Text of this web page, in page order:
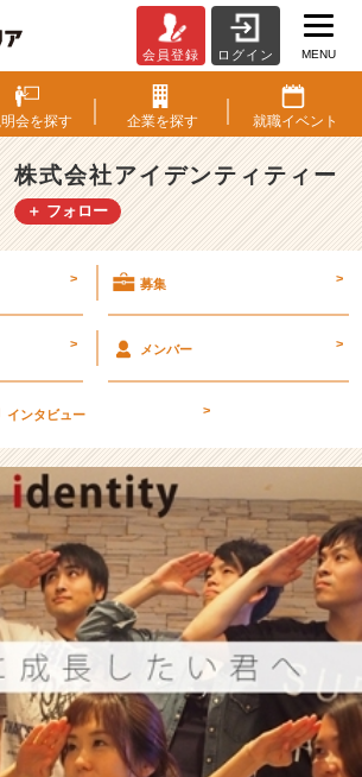
(๑
^
o
^
๑)
۶
日
ュ
ア
会
社
説
明
会
【株
式
会
社
ア
イ
デ
会員登録 ログイン MENU
会を探す 企業を探す 就職イベント
株式会社アイデンティティー
＋ フォロー
> 募集 >
> メンバー >
インタビュー >